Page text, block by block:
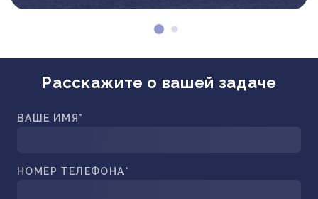
Расскажите о вашей задаче
ВАШЕ ИМЯ*
НОМЕР ТЕЛЕФОНА*